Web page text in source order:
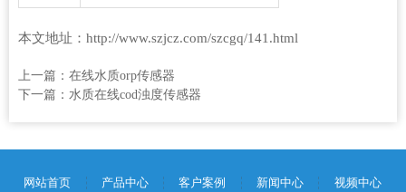
本文地址：http://www.szjcz.com/szcgq/141.html
上一篇： 在线水质orp传感器
下一篇： 水质在线cod浊度传感器
网站首页 产品中心 客户案例 新闻中心
视频中心